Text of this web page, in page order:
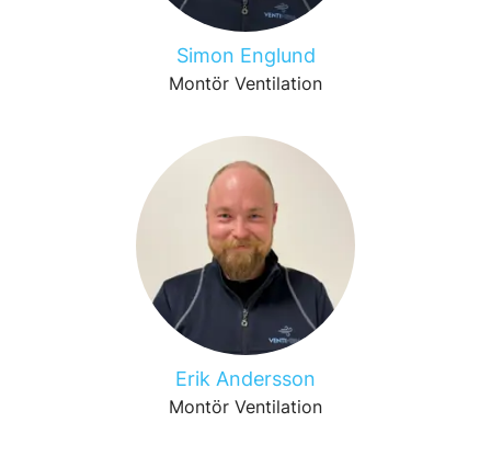
Simon Englund
Montör Ventilation
Erik Andersson
Montör Ventilation